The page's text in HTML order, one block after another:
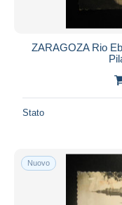
ZARAGOZA Rio
Stato
Nuovo